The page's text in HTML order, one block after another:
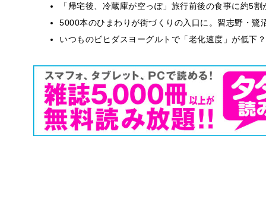
「帰宅後、冷蔵庫が空っぽ」旅行前後の食事に約5
5000本のひまわりが街づくりの入口に。習志野・
いつものビヒダスヨーグルトで「老化速度」が低